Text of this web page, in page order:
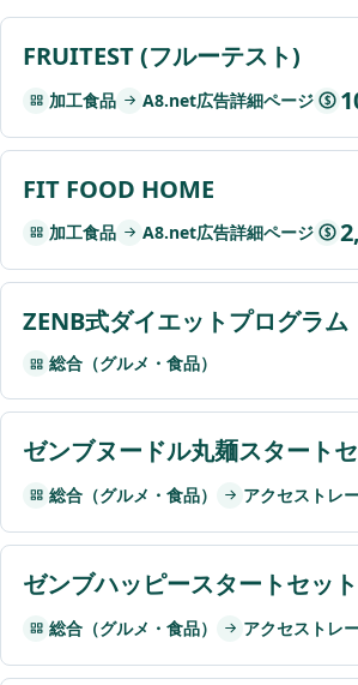
FRUITEST (フルーテスト)
加工食品 A8.net広告詳細ページ $
FIT FOOD HOME
加工食品 A8.net広告詳細ページ $
ZENB式ダイエットプログラム
総合（グルメ・食品）
ゼンブヌードル丸麺スタート
総合（グルメ・食品） アクセストレ
ゼンブハッピースタートセット
総合（グルメ・食品） アクセストレ